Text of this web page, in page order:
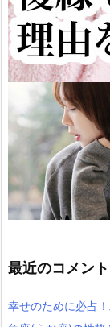
最近のコメント
幸せのために必占